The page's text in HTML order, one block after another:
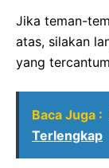
Jika teman-
atas, silakan
yang
Baca Juga :
Terlengkap